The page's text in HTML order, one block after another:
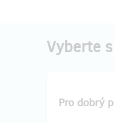
Vyberte
Pro dobrý